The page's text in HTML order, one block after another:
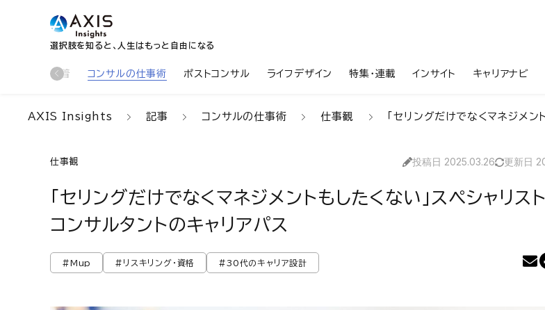
選択肢を知ると、人生はもっと自由になる
新着 コンサルの仕事術 ポストコンサル ライフデザイン 特集・連載 インサイト キャリアナビ
AXIS Insights 記事 コンサルの仕事術 仕事観 「セリングだけでなくマネジメン
仕事観 投稿日 2025.03.26 更新日
「セリングだけでなくマネジメントもしたくない」スペシャリス
コンサルタントのキャリアパス
#Mup #リスキリング・資格 #30代のキャリア設計